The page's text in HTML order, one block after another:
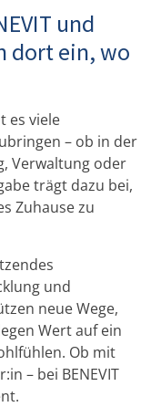
und
dort ein, wo
es viele
– ob in der
Verwaltung oder
trägt dazu bei,
Zuhause zu
und
neue Wege,
Wert auf ein
Ob mit
– bei BENEVIT